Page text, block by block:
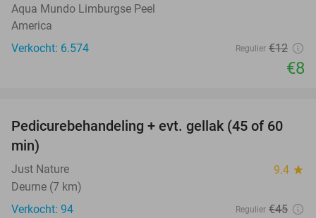
Aqua Mundo Limburgse Peel
America
Verkocht: 6.574
Regulier €12
€8
45%
Pedicurebehandeling + evt. gellak (45 of 60
min)
Just Nature 9.4 star
Deurne (7 km)
Verkocht: 94
Regulier €45